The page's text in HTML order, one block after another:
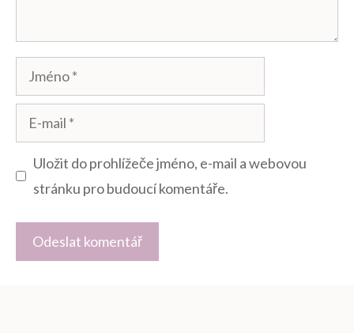
Jméno
mail
Uložit do prohlížeče jméno, e-mail a webovou
stránku pro budoucí komentáře.